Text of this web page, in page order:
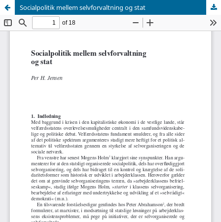
Socialpolitik mellem selvforvaltning og stat